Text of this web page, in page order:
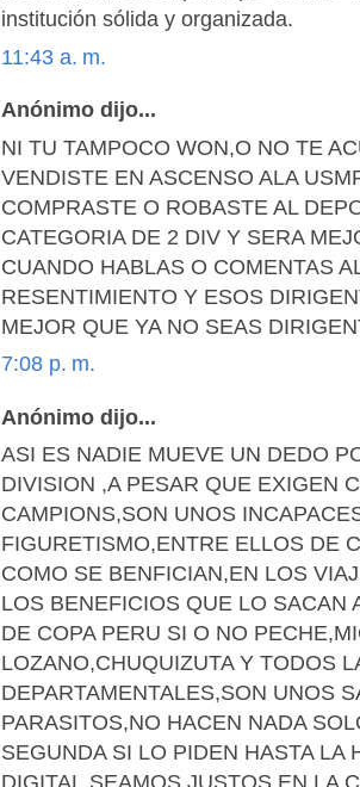
institución sólida y organizada.
11:43 a. m.
Anónimo dijo...
NI TU TAMPOCO WON,O NO TE
VENDISTE EN ASCENSO ALA
COMPRASTE O ROBASTE AL
CATEGORIA DE 2 DIV Y SERA
CUANDO HABLAS O COMENTAS
RESENTIMIENTO Y ESOS
MEJOR QUE YA NO SEAS
7:08 p. m.
Anónimo dijo...
ASI ES NADIE MUEVE UN DEDO
DIVISION ,A PESAR QUE EXIGEN
CAMPIONS,SON UNOS
FIGURETISMO,ENTRE ELLOS DE
COMO SE BENFICIAN,EN LOS
LOS BENEFICIOS QUE LO SACAN
DE COPA PERU SI O NO
LOZANO,CHUQUIZUTA Y TODOS
DEPARTAMENTALES,SON UNOS
PARASITOS,NO HACEN NADA
SEGUNDA SI LO PIDEN HASTA LA